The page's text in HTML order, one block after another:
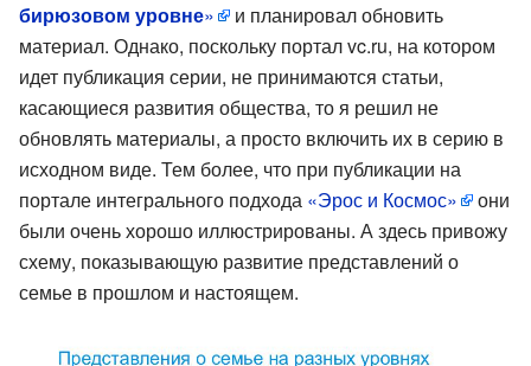
бирюзовом уровне»
и планировал обновить
материал. Однако, поскольку портал vc.ru, на котором
идет публикация серии, не принимаются статьи,
касающиеся развития общества, то я решил не
обновлять материалы, а просто включить их в серию в
исходном виде. Тем более, что при публикации на
портале интегрального подхода «Эрос и Космос»
они
были очень хорошо иллюстрированы. А здесь привожу
схему, показывающую развитие представлений о
семье в прошлом и настоящем.